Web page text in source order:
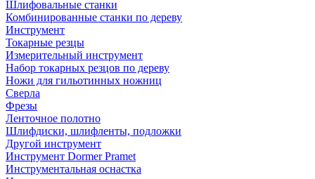
Шлифовальные станки
Комбинированные станки по дереву
Инструмент
Токарные резцы
Измерительный инструмент
Набор токарных резцов по дереву
Ножи для гильотинных ножниц
Сверла
Фрезы
Ленточное полотно
Шлифдиски, шлифленты, подложки
Другой инструмент
Инструмент Dormer Pramet
Инструментальная оснастка